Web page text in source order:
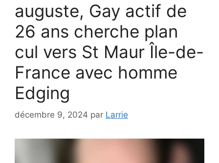
auguste, Gay actif de
26 ans cherche plan
cul vers St Maur Île-de-
France avec homme
Edging
décembre 9, 2024 par Larrie